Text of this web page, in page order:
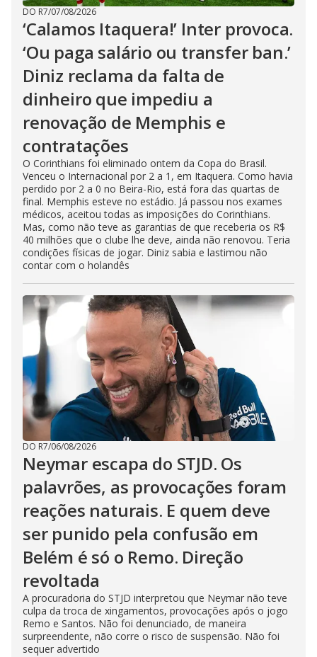
DO R7/07/08/2026
‘Calamos Itaquera!’ Inter provoca.
‘Ou paga salário ou transfer ban.’
Diniz reclama da falta de
dinheiro que impediu a
renovação de Memphis e
contratações
O Corinthians foi eliminado ontem da Copa do Brasil.
Venceu o Internacional por 2 a 1, em Itaquera. Como havia
perdido por 2 a 0 no Beira-Rio, está fora das quartas de
final. Memphis esteve no estádio. Já passou nos exames
médicos, aceitou todas as imposições do Corinthians.
Mas, como não teve as garantias de que receberia os R$
40 milhões que o clube lhe deve, ainda não renovou. Teria
condições físicas de jogar. Diniz sabia e lastimou não
contar com o holandês
DO R7/06/08/2026
Neymar escapa do STJD. Os
palavrões, as provocações foram
reações naturais. E quem deve
ser punido pela confusão em
Belém é só o Remo. Direção
revoltada
A procuradoria do STJD interpretou que Neymar não teve
culpa da troca de xingamentos, provocações após o jogo
Remo e Santos. Não foi denunciado, de maneira
surpreendente, não corre o risco de suspensão. Não foi
sequer advertido